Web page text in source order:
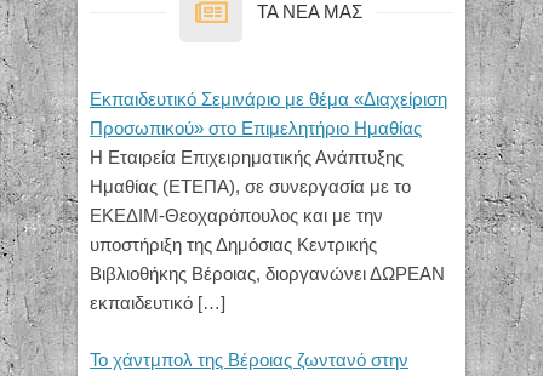
TA NEA MAΣ
Εκπαιδευτικό Σεμινάριο με θέμα «Διαχείριση
Προσωπικού» στο Επιμελητήριο Ημαθίας
Η Εταιρεία Επιχειρηματικής Ανάπτυξης
Ημαθίας (ΕΤΕΠΑ), σε συνεργασία με το
ΕΚΕΔΙΜ-Θεοχαρόπουλος και με την
υποστήριξη της Δημόσιας Κεντρικής
Βιβλιοθήκης Βέροιας, διοργανώνει ΔΩΡΕΑΝ
εκπαιδευτικό […]
Το χάντμπολ της Βέροιας ζωντανό στην